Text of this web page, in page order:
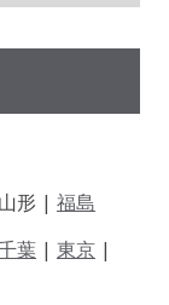
形 | 福島
葉 | 東京 |